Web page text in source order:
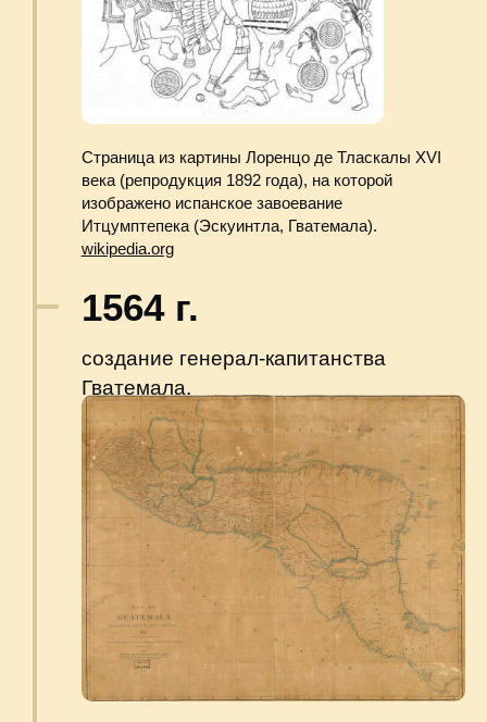
Золотая погремушка чиму, 1100−1470 гг. н.э.
worldhistory.org
покорение испанцами последнего
образования киче со столицей Тах-
Ица (Тайясаль).
CARLOS ALONZO / AFP